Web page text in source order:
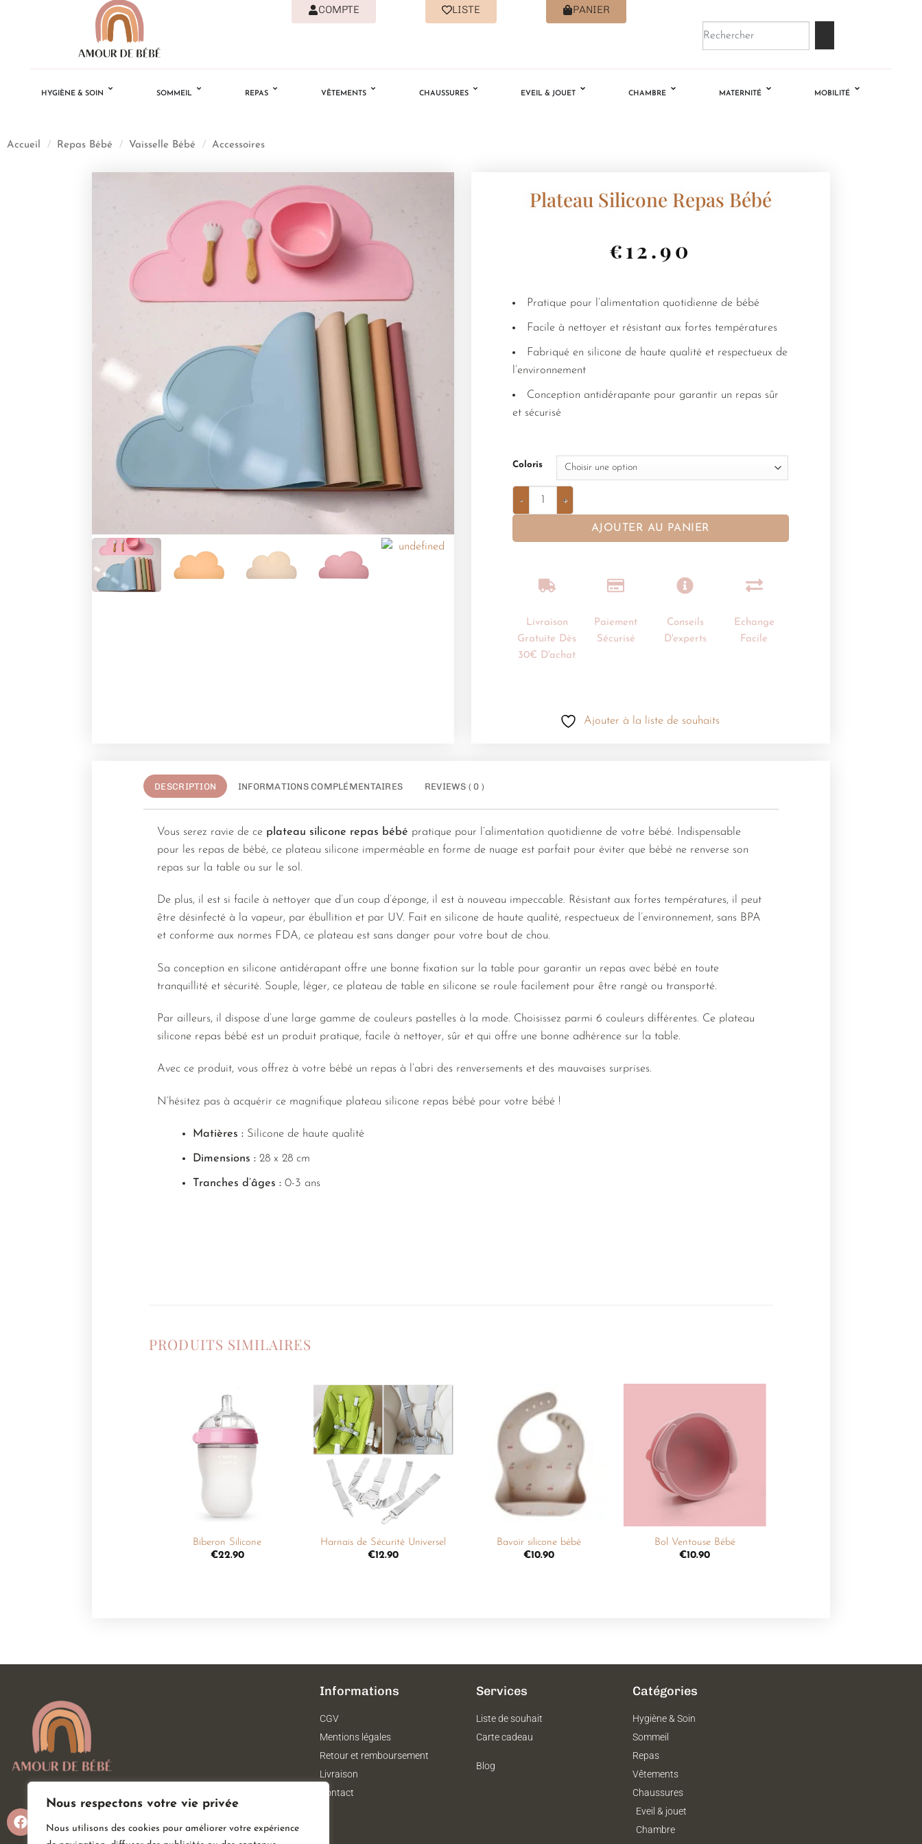
Nous respectons votre vie privée
Nous utilisons des cookies pour améliorer votre expérience
COMPTE LISTE PANIER
HYGIÈNE & SOIN SOMMEIL REPAS VÊTEMENTS CHAUSSURES EVEIL & JOUET CHAMBRE MATERNITÉ MOBILITÉ
Accueil / Repas Bébé / Vaisselle Bébé / Accessoires
Plateau Silicone Repas Bébé
€12.90
Pratique pour l’alimentation quotidienne de bébé
Facile à nettoyer et résistant aux fortes températures
Fabriqué en silicone de haute qualité et respectueux de
l’environnement
Conception antidérapante pour garantir un repas sûr
et sécurisé
Coloris
AJOUTER AU PANIER
Livraison
Gratuite Dès
30€ D'achat
Paiement
Sécurisé
Conseils
D'experts
Echange
Facile
Ajouter à la liste de souhaits
DESCRIPTION INFORMATIONS COMPLÉMENTAIRES REVIEWS ( 0 )
Vous serez ravie de ce plateau silicone repas bébé pratique pour l’alimentation quotidienne de votre bébé. Indispensable
pour les repas de bébé, ce plateau silicone imperméable en forme de nuage est parfait pour éviter que bébé ne renverse son
repas sur la table ou sur le sol.
De plus, il est si facile à nettoyer que d’un coup d’éponge, il est à nouveau impeccable. Résistant aux fortes températures, il peut
être désinfecté à la vapeur, par ébullition et par UV. Fait en silicone de haute qualité, respectueux de l’environnement, sans BPA
et conforme aux normes FDA, ce plateau est sans danger pour votre bout de chou.
Sa conception en silicone antidérapant offre une bonne fixation sur la table pour garantir un repas avec bébé en toute
tranquillité et sécurité. Souple, léger, ce plateau de table en silicone se roule facilement pour être rangé ou transporté.
Par ailleurs, il dispose d’une large gamme de couleurs pastelles à la mode. Choisissez parmi 6 couleurs différentes. Ce plateau
silicone repas bébé est un produit pratique, facile à nettoyer, sûr et qui offre une bonne adhérence sur la table.
Avec ce produit, vous offrez à votre bébé un repas à l’abri des renversements et des mauvaises surprises.
N’hésitez pas à acquérir ce magnifique plateau silicone repas bébé pour votre bébé !
Matières : Silicone de haute qualité
Dimensions : 28 x 28 cm
Tranches d’âges : 0-3 ans
PRODUITS SIMILAIRES
Biberon Silicone
€22.90
Ajouter
à la
liste de
souhaits
Harnais de Sécurité Universel
€12.90
Ajouter
à la
souhaits
Bavoir silicone bébé
€10.90
liste de
souhaits
Bol Ventouse Bébé
€10.90
Informations
CGV
Mentions légales
Retour et remboursement
Livraison
Contact
Services
Liste de souhait
Carte cadeau
Blog
Catégories
Hygiène & Soin
Sommeil
Repas
Vêtements
Chaussures
Eveil & jouet
Chambre